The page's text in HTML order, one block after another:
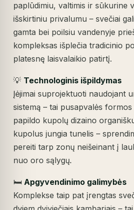
paplūdimiu, valtimis ir sūkurine
išskirtiniu privalumu – svečiai
gamta bei poilsiu vandenyje
kompleksas išplečia tradicinio
platesnę laisvalaikio patirtį.
💡 Technologinis išpildymas
Įėjimai suprojektuoti naudojant
sistemą – tai pusapvalės
papildo kupolų dizaino
kupolus jungia tunelis –
pereiti tarp zonų neišeinant į
nuo oro sąlygų.
🛏️ Apgyvendinimo galimybės
Komplekse taip pat įrengtas